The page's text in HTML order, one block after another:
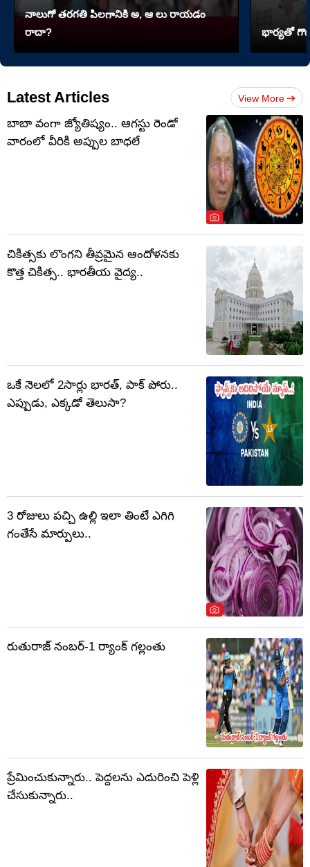
నాలుగో త‌ర‌గతి పిలగానికి అ, ఆ లు రాయ‌డం
రాదా?
భార్యతో
Latest Articles View More
బాబా వంగా జ్యోతిష్యం.. ఆగస్టు రెండో
వారంలో వీరికి అప్పుల బాధలే
చికిత్సకు లొంగని తీవ్రమైన ఆందోళనకు
కొత్త చికిత్స.. భారతీయ వైద్య..
ఒకే నెలలో 2సార్లు భారత్, పాక్ పోరు..
ఎప్పుడు, ఎక్కడో తెలుసా?
3 రోజులు పచ్చి ఉల్లి ఇలా తింటే ఎగిగి
గంతేసే మార్పులు..
రుతురాజ్ నంబర్-1 ర్యాంక్ గల్లంతు
ప్రేమించుకున్నారు.. పెద్దలను ఎదురించి పెళ్లి
చేసుకున్నారు..